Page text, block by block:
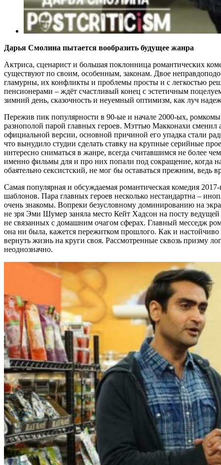
Дарья Смолина пытается вообразить будущее жанра
Актриса, сценарист и большая поклонница романтических
существуют по своим, особенным, законам. Двое
гламурны, их конфликты и проблемы просты и с легкостью
пенсионерами – ждёт счастливый конец с эстетичным
зимний день, сказочность и неуемный оптимизм, как луч
Пережив пик популярности в 90-ые и начале 2000-ых,
разнополой парой главных героев. Мэттью Макконахи
официальной версии, основной причиной его упадка стали
что вынудило студии сделать ставку на крупные серийные
интересно сниматься в жанре, всегда считавшимся не более
именно фильмы для и про них попали под сокращение, когда
обаятельно сексистский, не мог бы оставаться прежним, ведь
Самая популярная и обсуждаемая романтическая комедия
шаблонов. Пара главных героев несколько нестандартна –
очень знакомы. Вопреки безусловному доминированию на
не зря Эми Шумер заняла место Кейт Хадсон на посту
не связанных с домашним очагом сферах. Главный месседж
она ни была, кажется пережитком прошлого. Как и
вернуть жизнь на круги своя. Рассмотренные сквозь призму
неоднозначно.